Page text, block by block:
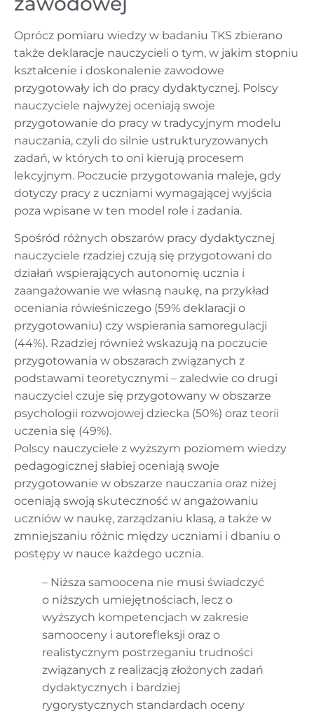
Oprócz pomiaru wiedzy w badaniu TKS zbierano
także deklaracje nauczycieli o tym, w jakim stopniu
kształcenie i doskonalenie zawodowe
przygotowały ich do pracy dydaktycznej. Polscy
nauczyciele najwyżej oceniają swoje
przygotowanie do pracy w tradycyjnym modelu
nauczania, czyli do silnie ustrukturyzowanych
zadań, w których to oni kierują procesem
lekcyjnym. Poczucie przygotowania maleje, gdy
dotyczy pracy z uczniami wymagającej wyjścia
poza wpisane w ten model role i zadania.
Spośród różnych obszarów pracy dydaktycznej
nauczyciele rzadziej czują się przygotowani do
działań wspierających autonomię ucznia i
zaangażowanie we własną naukę, na przykład
oceniania rówieśniczego (59% deklaracji o
przygotowaniu) czy wspierania samoregulacji
(44%). Rzadziej również wskazują na poczucie
przygotowania w obszarach związanych z
podstawami teoretycznymi – zaledwie co drugi
nauczyciel czuje się przygotowany w obszarze
psychologii rozwojowej dziecka (50%) oraz teorii
uczenia się (49%).
Polscy nauczyciele z wyższym poziomem wiedzy
pedagogicznej słabiej oceniają swoje
przygotowanie w obszarze nauczania oraz niżej
oceniają swoją skuteczność w angażowaniu
uczniów w naukę, zarządzaniu klasą, a także w
zmniejszaniu różnic między uczniami i dbaniu o
postępy w nauce każdego ucznia.
– Niższa samoocena nie musi świadczyć
o niższych umiejętnościach, lecz o
wyższych kompetencjach w zakresie
samooceny i autorefleksji oraz o
realistycznym postrzeganiu trudności
związanych z realizacją złożonych zadań
dydaktycznych i bardziej
rygorystycznych standardach oceny